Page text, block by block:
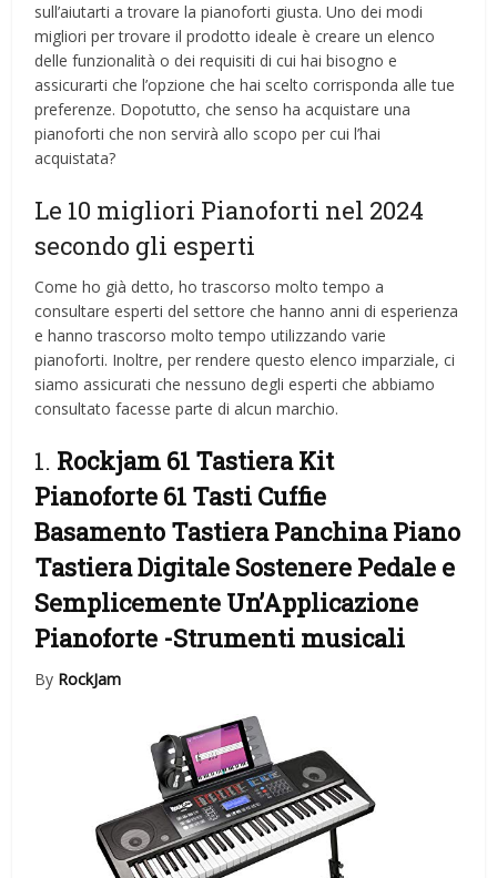
sull’aiutarti a trovare la pianoforti giusta. Uno dei modi
migliori per trovare il prodotto ideale è creare un elenco
delle funzionalità o dei requisiti di cui hai bisogno e
assicurarti che l’opzione che hai scelto corrisponda alle tue
preferenze. Dopotutto, che senso ha acquistare una
pianoforti che non servirà allo scopo per cui l’hai
acquistata?
Le 10 migliori Pianoforti nel 2024
secondo gli esperti
Come ho già detto, ho trascorso molto tempo a
consultare esperti del settore che hanno anni di esperienza
e hanno trascorso molto tempo utilizzando varie
pianoforti. Inoltre, per rendere questo elenco imparziale, ci
siamo assicurati che nessuno degli esperti che abbiamo
consultato facesse parte di alcun marchio.
1. Rockjam 61 Tastiera Kit
Pianoforte 61 Tasti Cuffie
Basamento Tastiera Panchina Piano
Tastiera Digitale Sostenere Pedale e
Semplicemente Un’Applicazione
Pianoforte -Strumenti musicali
By RockJam